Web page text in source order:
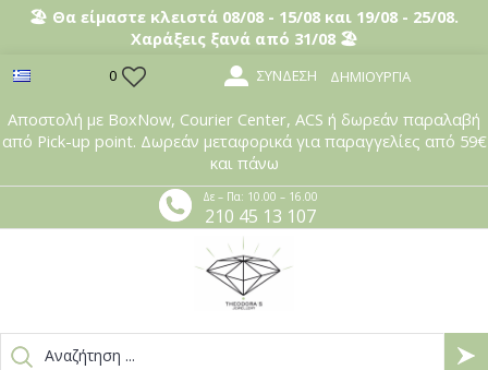
🏖️ Θα είμαστε κλειστά 08/08 - 15/08 και 19/08 - 25/08.
Χαράξεις ξανά από 31/08 🏖️
0 ΣΎΝΔΕΣΗ ΔΗΜΙΟΥΡΓΊΑ
Αποστολή με BoxNow, Courier Center, ACS ή δωρεάν παραλαβή
από Pick-up point. Δωρεάν μεταφορικά για παραγγελίες από 59€
και πάνω
Δε – Πα: 10.00 – 16.00
210 45 13 107